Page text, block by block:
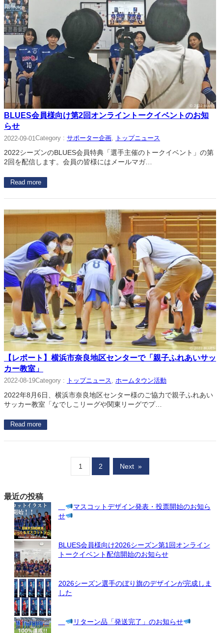
BLUES会員様向け第2回オンライントークイベントのお知
らせ
2022-09-01Category : サポーター企画, トップニュース
2022シーズンのBLUES会員特典「選手主催のトークイベント」の第
2回を配信します。会員の皆様にはメールマガ…
Read more
【レポート】横浜市奈良地区センターで「親子ふれあいサッ
カー教室」
2022-08-19Category : トップニュース, ホームタウン活動
2022年8月6日、横浜市奈良地区センター様のご協力で親子ふれあい
サッカー教室「なでしこリーグや関東リーグでプ…
Read more
1 2 Next »
最近の投稿
マスコットデザイン発表・投票開始のお知ら
せ
BLUES会員様向け2026シーズン第1回オンライン
トークイベント配信開始のお知らせ
2026シーズン選手のぼり旗のデザインが完成しま
した
リターン品「発送完了」のお知らせ